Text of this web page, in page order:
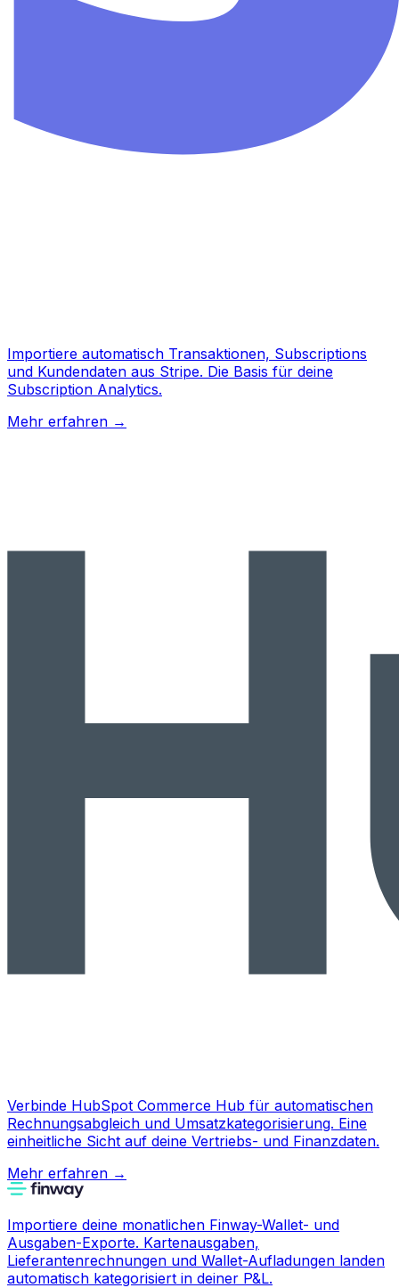
Importiere automatisch Transaktionen, Subscriptions
und Kundendaten aus Stripe. Die Basis für deine
Subscription Analytics.
Mehr erfahren →
Verbinde HubSpot Commerce Hub für automatischen
Rechnungsabgleich und Umsatzkategorisierung. Eine
einheitliche Sicht auf deine Vertriebs- und Finanzdaten.
Mehr erfahren →
Importiere deine monatlichen Finway-Wallet- und
Ausgaben-Exporte. Kartenausgaben,
Lieferantenrechnungen und Wallet-Aufladungen landen
automatisch kategorisiert in deiner P&L.